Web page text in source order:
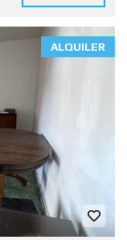
ALQUILER